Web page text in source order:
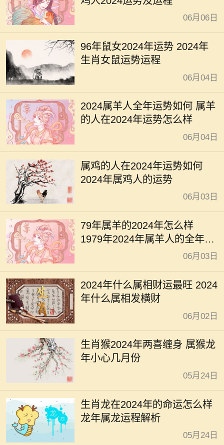
06月06日
96年鼠女2024年运势 2024年
生肖女鼠运势运程
06月04日
2024属羊人全年运势如何 属羊
的人在2024年运势怎么样
06月04日
属鸡的人在2024年运势如何
2024年属鸡人的运势
06月03日
79年属羊的2024年怎么样
1979年2024年属羊人的全年运
06月03日
2024年什么属相财运最旺 2024
年什么属相发横财
06月02日
生肖猴2024年两喜缠身 属猴龙
年小心几月份
05月24日
生肖龙在2024年的命运怎么样
龙年属龙运程解析
05月24日